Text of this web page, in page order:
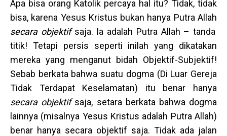
Apa bisa orang Katolik percaya hal itu? Tidak, tidak
bisa, karena Yesus Kristus bukan hanya Putra Allah
secara objektifsaja. Ia adalah Putra Allah – tanda
titik! Tetapi persis seperti inilah yang dikatakan
mereka yang menganut bidah Objektif-Subjektif!
Sebab berkata bahwa suatu dogma (Di Luar Gereja
Tidak Terdapat Keselamatan) itu benar hanya
secara objektifsaja, setara berkata bahwa dogma
lainnya (misalnya Yesus Kristus adalah Putra Allah)
benar hanya secara objektif saja. Tidak ada jalan